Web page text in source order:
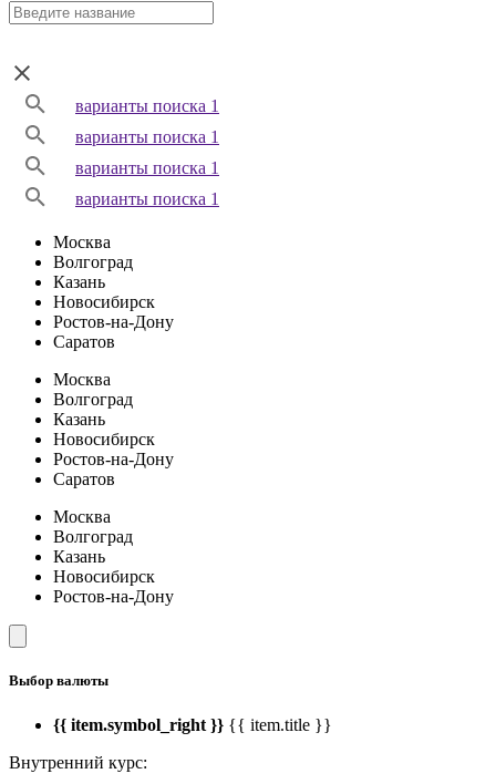
варианты поиска 1
варианты поиска 1
варианты поиска 1
варианты поиска 1
Москва
Волгоград
Казань
Новосибирск
Ростов-на-Дону
Саратов
Москва
Волгоград
Казань
Новосибирск
Ростов-на-Дону
Саратов
Москва
Волгоград
Казань
Новосибирск
Ростов-на-Дону
Выбор валюты
{{ item.symbol_right }} {{ item.title }}
Внутренний курс: